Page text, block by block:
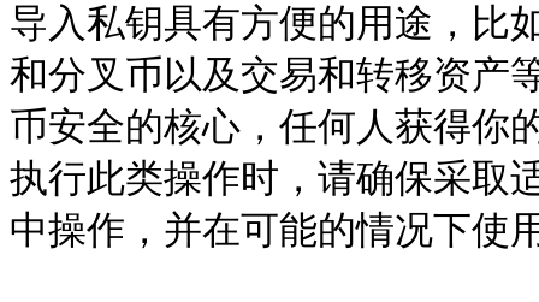
导入私钥具有方便的用途，比
和分叉币以及交易和转移资产
币安全的核心，任何人获得你
执行此类操作时，请确保采取
中操作，并在可能的情况下使